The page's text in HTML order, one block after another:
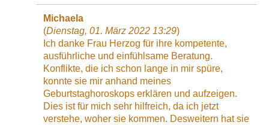
Michaela
(Dienstag, 01. März 2022 13:29)
Ich danke Frau Herzog für ihre kompetente,
ausführliche und einfühlsame Beratung.
Konflikte, die ich schon lange in mir spüre,
konnte sie mir anhand meines
Geburtstaghoroskops erklären und aufzeigen.
Dies ist für mich sehr hilfreich, da ich jetzt
verstehe, woher sie kommen. Desweitern hat sie